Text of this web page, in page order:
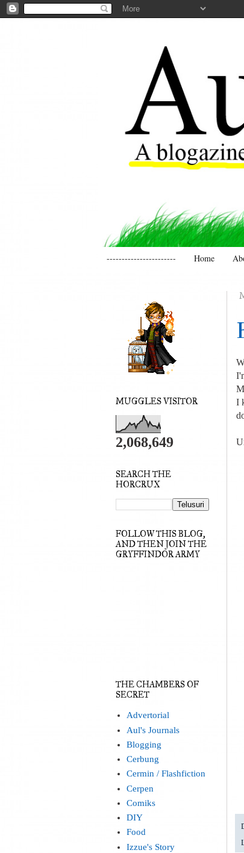
----------------------- Home
I
MUGGLES VISITOR
2,068,649
SEARCH THE
HORCRUX
FOLLOW THIS BLOG,
AND THEN JOIN THE
GRYFFINDOR ARMY
THE CHAMBERS OF
SECRET
Advertorial
Aul's Journals
Blogging
Cerbung
Cermin / Flashfiction
Cerpen
Comiks
DIY
Food
Izzue's Story